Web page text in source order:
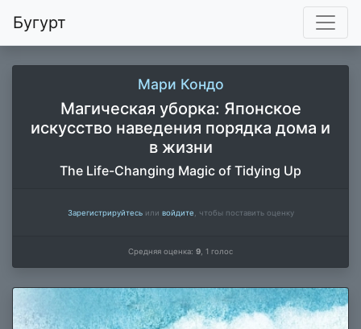
Бугурт
Мари Кондо
Магическая уборка: Японское
искусство наведения порядка дома и
в жизни
The Life-Changing Magic of Tidying Up
Зарегистрируйтесьили войдите , чтобы поставить оценку
Средняя оценка: 9 1 голос